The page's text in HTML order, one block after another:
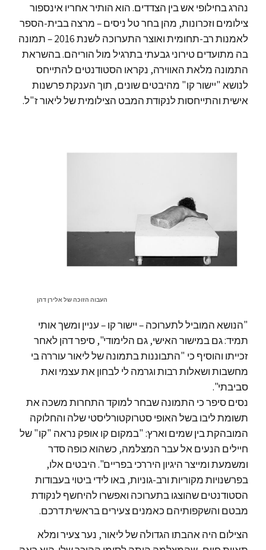
נהרג בחילופי אש בין הצדדים. הוא הותיר אחריו אינספור
צילומים וזכרונות, מהן בחר טל ניסים – מרצה בבית-הספר
לאמנות רב-תחומית ואוצר התערוכה לשנת 2016 – תמונה
בה מתועדים טירוני גבעתי בתרגיל מול הוריהם. בהשראת
התמונה מלאת האווירה, נקראו הסטודנטים להתייחס
לנושא "יישור קו" מהיבטים שונים, תוך הענקת פרשנות
אישית והתייחסות לנקודת המבט הצילומית של ליאור ז"ל.
העבוה הזוכה של אלירן דהן
"הנושא המוביל לתערוכה – יישור קו – עניין ומשך אותי
תמיד: גם במישור האישי, גם הלימודי", סיפר דהן לאחר
זכייתו והוסיף כי "התבוננות בתמונה של ליאור עוררה בי
מחשבות ושאלות רבות וגרמה לי לבחון את עצמי ואת
סביבתי".
נסים סיפר כי התמונה שבחר למוקד התחרות משכה את
תשומת ליבו בשל האופי סטרוקטורליסטי שלה והחלוקה
המובהקת בין שמים וארץ: "במקום קו אופק נראה "קו" של
חיילים הנעים אל עבר המצלמה, כשהוא כופה סדר
ומשמעת ומייצר היגיון היררכי בפריים". היבטים אלו,
בפרשנויות מקוריות ורב-גוניות, באו לידי ביטוי בעבודות
הסטודנטים שהוצגו בתערוכה ואפשרו להיחשף לנקודת
מבטם והשקפותיהם כאמנים צעירים בראשית דרכם.
הצילום היה אהבתו הגדולה של ליאור, נער צעיר ומלא